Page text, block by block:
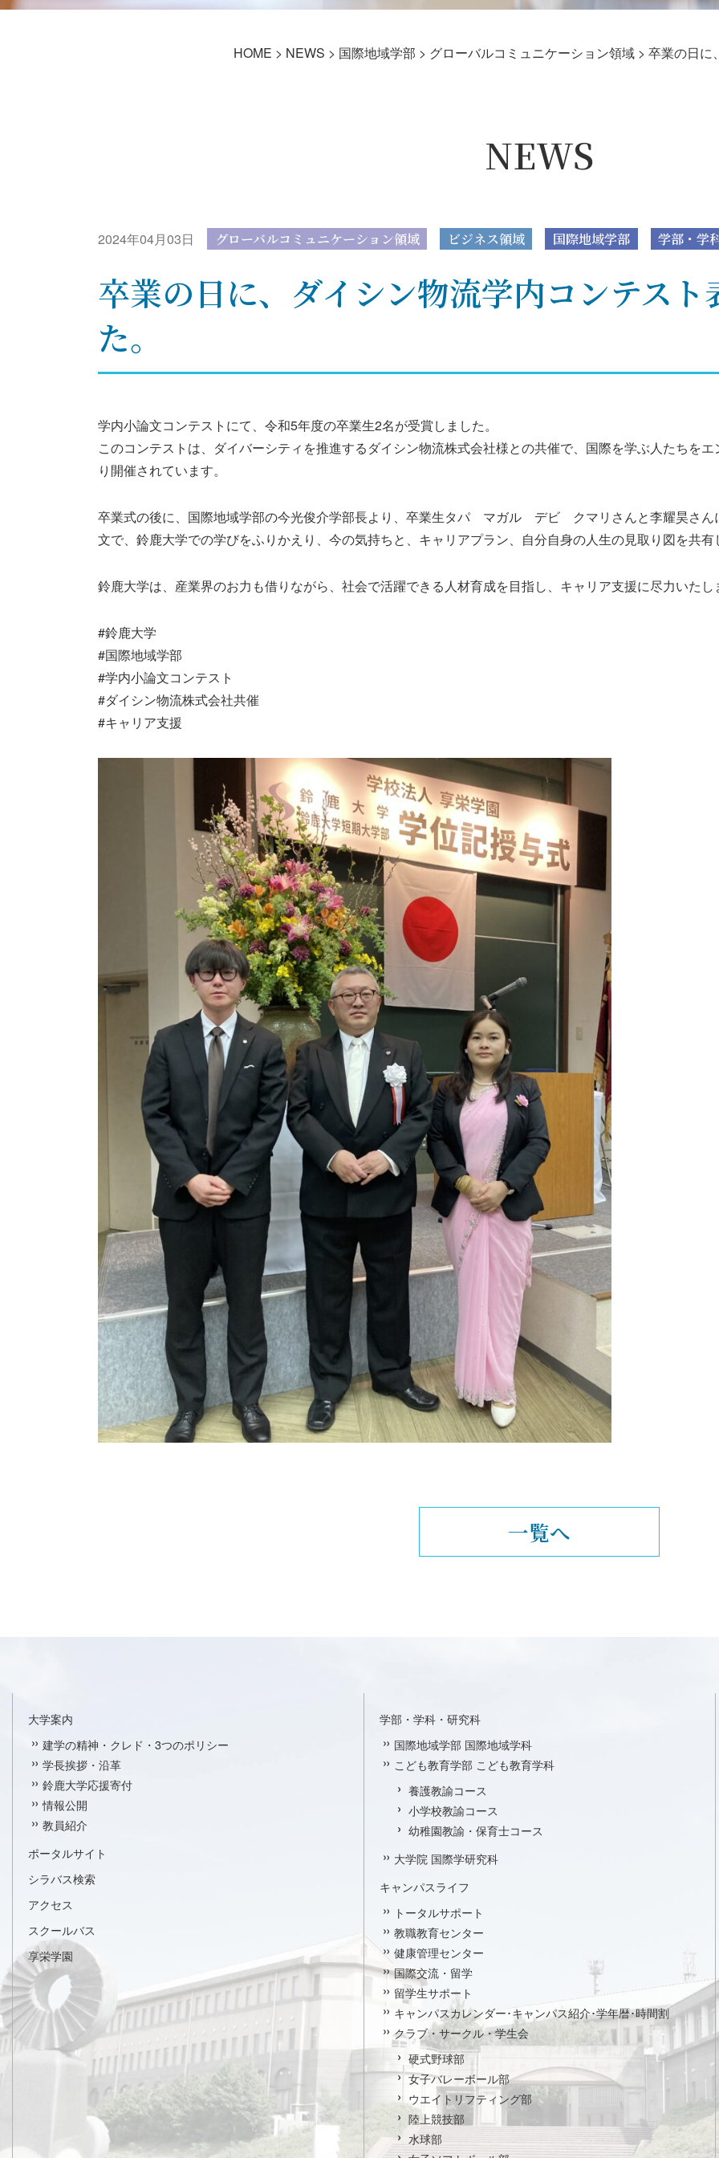
HOME > NEWS > 国際地域学部 > グローバルコミュニケーション領域 > 卒業の日に
NEWS
2024年04月03日 グローバルコミュニケーション領域 ビジネス領域 国際地域学部 学部・学
卒業の日に、ダイシン物流学内コンテス
た。
学内小論文コンテストにて、令和5年度の卒業生2名が受賞しました。
このコンテストは、ダイバーシティを推進するダイシン物流株式会社様との共催で、国際を学ぶ人たちを
り開催されています。
卒業式の後に、国際地域学部の今光俊介学部長より、卒業生タパ マガル デビ クマリさんと李耀昊さん
文で、鈴鹿大学での学びをふりかえり、今の気持ちと、キャリアプラン、自分自身の人生の見取り図を共
鈴鹿大学は、産業界のお力も借りながら、社会で活躍できる人材育成を目指し、キャリア支援に尽力いたし
#鈴鹿大学
#国際地域学部
#学内小論文コンテスト
#ダイシン物流株式会社共催
#キャリア支援
一覧へ
大学案内
建学の精神・クレド・3つのポリシー
学長挨拶・沿革
鈴鹿大学応援寄付
情報公開
教員紹介
ポータルサイト
シラバス検索
アクセス
スクールバス
享栄学園
学部・学科・研究科
国際地域学部 国際地域学科
こども教育学部 こども教育学科
養護教諭コース
小学校教諭コース
幼稚園教諭・保育士コース
大学院 国際学研究科
キャンパスライフ
トータルサポート
教職教育センター
健康管理センター
国際交流・留学
留学生サポート
キャンパスカレンダー･キャンパス紹介･学年暦･時間割
クラブ・サークル・学生会
硬式野球部
女子バレーボール部
ウエイトリフティング部
陸上競技部
水球部